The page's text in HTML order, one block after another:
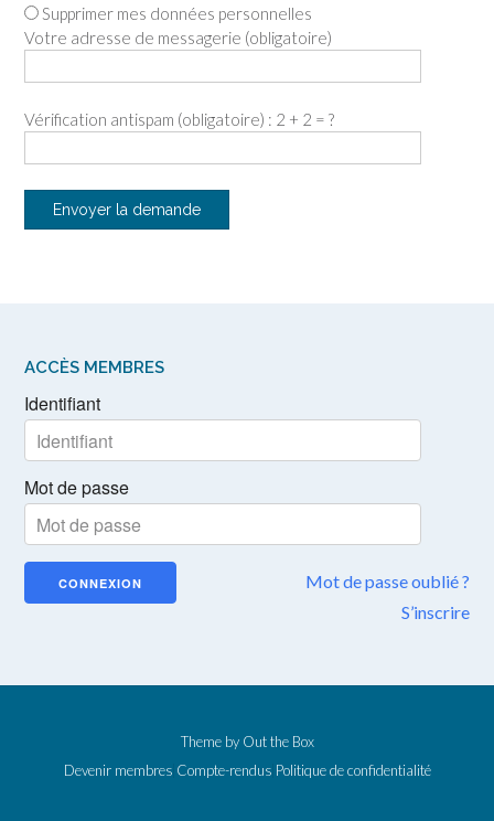
Supprimer mes données personnelles
Votre adresse de messagerie (obligatoire)
Vérification antispam (obligatoire) : 2 + 2 = ?
ACCÈS MEMBRES
Identifiant
Mot de passe
Mot de passe oublié ?
S’inscrire
Theme by Out the Box
Devenir membres Compte-rendus Politique de confidentialité